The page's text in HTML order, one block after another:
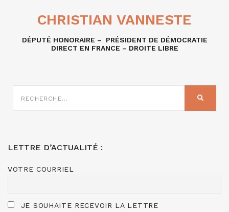
CHRISTIAN VANNESTE
DÉPUTÉ HONORAIRE – PRÉSIDENT DE DÉMOCRATIE
DIRECT EN FRANCE – DROITE LIBRE
RECHERCHE
SUR
LETTRE D’ACTUALITÉ :
VOTRE COURRIEL
JE SOUHAITE RECEVOIR LA LETTRE